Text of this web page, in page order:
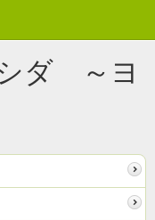
ダ ～ヨ